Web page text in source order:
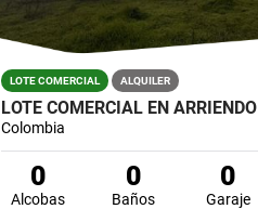
LOTE COMERCIAL ALQUILER
LOTE COMERCIAL EN ARRIENDO
Colombia
0
Alcobas
0
Baños
0
Garaje